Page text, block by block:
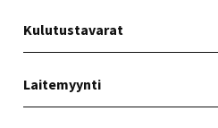
Kulutustavarat
Laitemyynti